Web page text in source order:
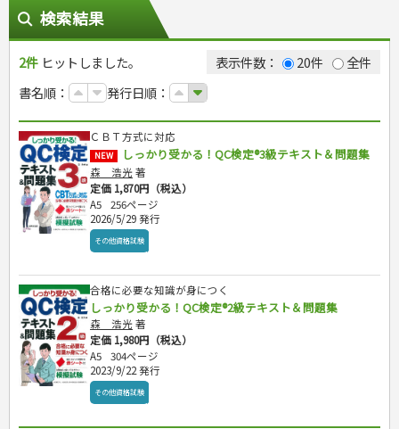
スポーツ
スポーツルール
ゴルフ
トレーニング
ジュニアスポーツ
その他スポーツ
自然・アウトドア・ペット
犬・猫
ペット・飼育
園芸・野菜づくり
雑学
ナンプレ
囲碁・将棋・麻雀
ゲーム・マジック
家相・風水・占い
カルチャー・芸術・趣味
鉄道・車・自転車
音楽・楽器
趣味・鑑賞・カメラ
絵画・デッサン
俳句・詩・ことば
辞典・語学
辞典
語学・旅行会話
運転免許
原付・二輪
普通免許
その他免許
生活・暮らし
料理
料理・レシピ
おもてなし・ごちそう料理
各国料理
お弁当
健康メニュー・ダイエット
調理器具クッキング
お菓子・ケーキ・パン
飲み物・お酒
手芸・クラフト
編み物
ソーイング
クラフト
住まい・インテリア・暮らし
インテリア・ハウジング
収納・掃除・暮らし
美容・ファッション
ダイエット・エクササイズ
メイク・ネイル・ヘア
着物・着つけ
冠婚葬祭・手紙・ペン字
冠婚葬祭・スピーチ・マナー
手紙・ペン字
妊娠・出産・育児
妊娠・出産・育児
離乳食・幼児食・こどもレシピ
健康と保育
家庭医学・健康
ツボ・マッサージ
健康知識
栄養事典
生活習慣病
看護・介護
介護一般
パネルシアター
指導マニュアル
児童一般
おりがみ・あやとり
なぞなぞ・ゲーム
占い・心理ゲーム
のりもの・ずかん
読み物・絵本
音と光のでる絵本
学参・ドリル
夏休みドリル
総復習ドリル
学習・地図
自由研究・読書感想文
えんぴつちょう
就職活動
就職活動
就職試験
公務員試験
資格試験
検定試験・資格試験
英語検定・TOEIC
漢字検定・数学検定
簿記検定
看護・薬学
介護・社会福祉士
保育士
司法書士・社労士
行政書士・宅建
FP
衛生管理・運行管理
建築・土木
ビジネス
経営・経済・法律
マネー・株・資産
ビジネス・法律
簿記・経理・税金・保険
その他ビジネス
自己啓発
自己啓発
ビジネス読み物
旅行・歴史
国内・海外旅行
国外旅行
散歩・グルメ
地理・歴史
歴史
文庫
成美文庫
その他文庫
ダイアリー
プラチナダイアリー プレステージ
検索結果
2件 ヒットしました。 表示件数： 20件
全件
書名順：
発行日順：
ＣＢＴ方式に対応
NEW しっかり受かる！QC検定®3級テキスト＆問題集
森 浩光著
定価 1,870円（税込）
A5
256ページ
2026/5/29 発行
その他資格試験
合格に必要な知識が身につく
しっかり受かる！QC検定®2級テキスト＆問題集
森 浩光著
定価 1,980円（税込）
A5
304ページ
2023/9/22 発行
その他資格試験